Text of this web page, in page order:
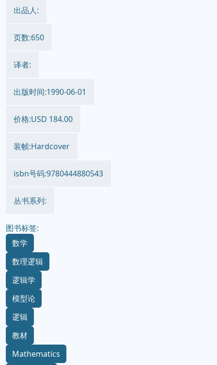
出品人:
页数:650
译者:
出版时间:1990-06-01
价格:USD 184.00
装帧:Hardcover
isbn号码:9780444880543
丛书系列:
图书标签:
数学
数理逻辑
逻辑学
模型论
逻辑
教材
Mathematics